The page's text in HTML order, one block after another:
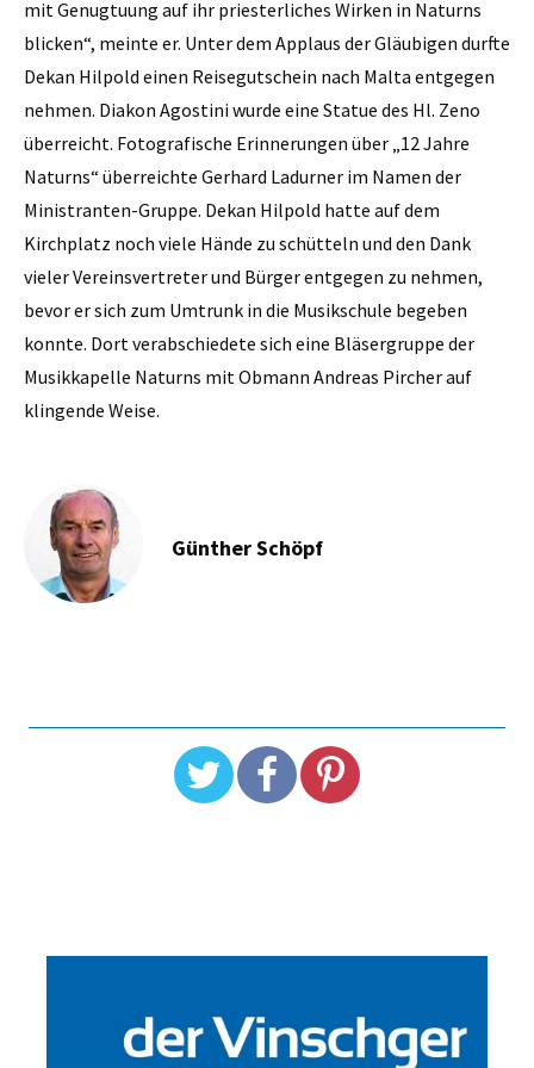
mit Genugtuung auf ihr priesterliches Wirken in Naturns
blicken“, meinte er. Unter dem Applaus der Gläubigen durfte
Dekan Hilpold einen Reisegutschein nach Malta entgegen
nehmen. Diakon Agostini wurde eine Statue des Hl. Zeno
überreicht. Fotografische Erinnerungen über „12 Jahre
Naturns“ überreichte Gerhard Ladurner im Namen der
Ministranten-Gruppe. Dekan Hilpold hatte auf dem
Kirchplatz noch viele Hände zu schütteln und den Dank
vieler Vereinsvertreter und Bürger entgegen zu nehmen,
bevor er sich zum Umtrunk in die Musikschule begeben
konnte. Dort verabschiedete sich eine Bläsergruppe der
Musikkapelle Naturns mit Obmann Andreas Pircher auf
klingende Weise.
Günther Schöpf